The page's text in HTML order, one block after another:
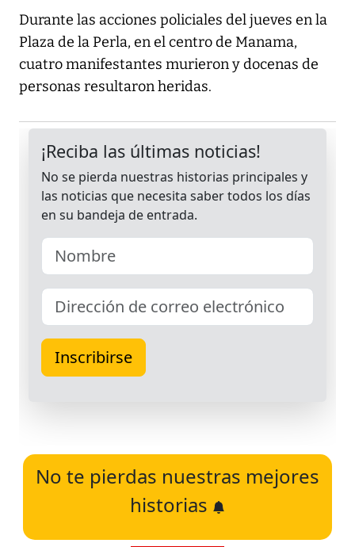
Durante las acciones policiales del jueves en la
Plaza de la Perla, en el centro de Manama,
cuatro manifestantes murieron y docenas de
personas resultaron heridas.
No te pierdas nuestras mejores
historias